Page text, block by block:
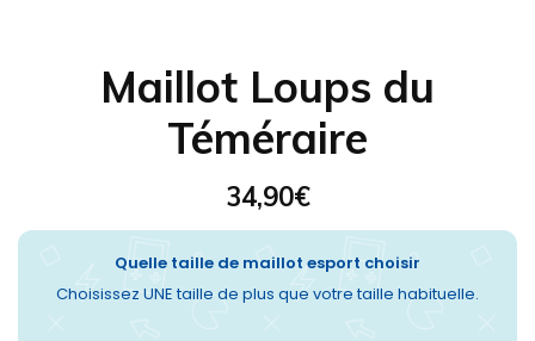
Maillot Loups du
Téméraire
34,90€
Quelle taille de maillot esport choisir
Choisissez UNE taille de plus que votre taille habituelle.